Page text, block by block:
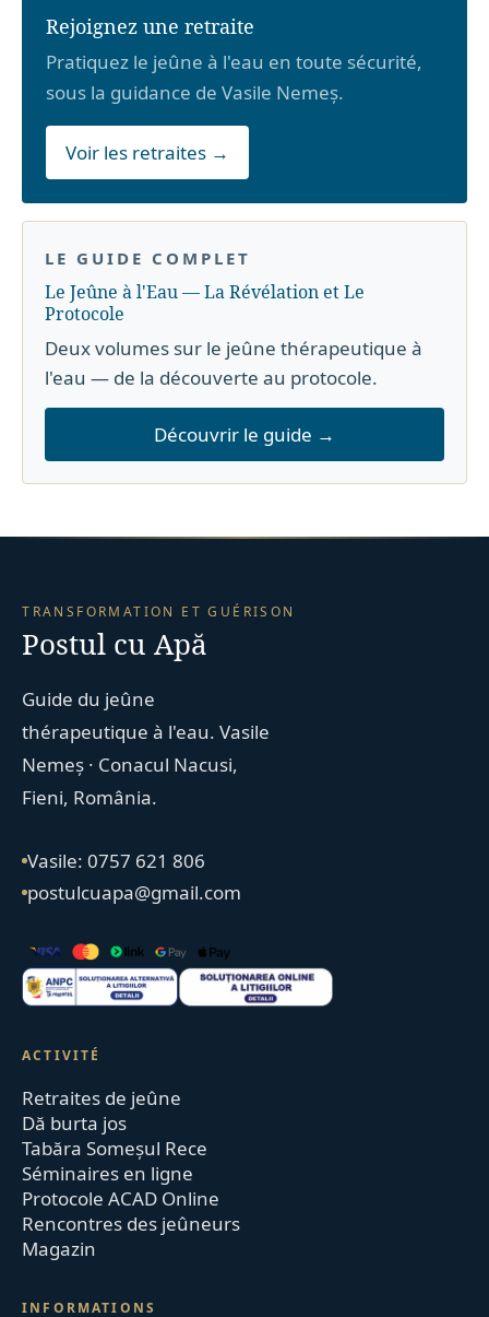
Rejoignez une retraite
Pratiquez le jeûne à l'eau en toute sécurité,
sous la guidance de Vasile Nemeș.
Voir les retraites →
LE GUIDE COMPLET
Le Jeûne à l'Eau — La Révélation et Le
Protocole
Deux volumes sur le jeûne thérapeutique à
l'eau — de la découverte au protocole.
Découvrir le guide →
TRANSFORMATION ET GUÉRISON
Postul cu Apă
Guide du jeûne
thérapeutique à l'eau. Vasile
Nemeș · Conacul Nacusi,
Fieni, România.
Vasile: 0757 621 806
postulcuapa@gmail.com
ACTIVITÉ
Retraites de jeûne
Dă burta jos
Tabăra Someșul Rece
Séminaires en ligne
Protocole ACAD Online
Rencontres des jeûneurs
Magazin
INFORMATIONS